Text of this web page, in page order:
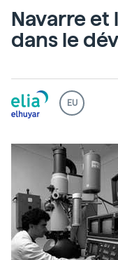
Navarre et
dans le
EU